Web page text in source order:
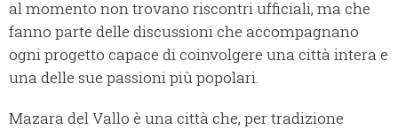
al momento non trovano riscontri ufficiali, ma che
fanno parte delle discussioni che accompagnano
ogni progetto capace di coinvolgere una città intera e
una delle sue passioni più popolari.
Mazara del Vallo è una città che, per tradizione